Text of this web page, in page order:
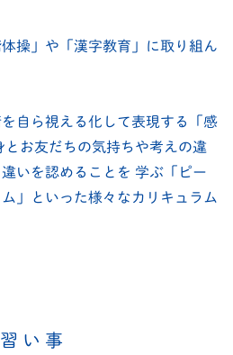
操」や「漢字教育」に取り組ん
自ら視える化して表現する「感
とお友だちの気持ちや考えの違
いを認めることを 学ぶ「ピー
」といった様々なカリキュラム
習 い 事